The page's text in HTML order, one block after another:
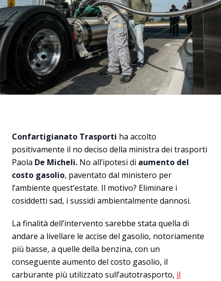
Confartigianato Trasporti ha accolto
positivamente il no deciso della ministra dei trasporti
Paola De Micheli. No all’ipotesi di aumento del
costo gasolio, paventato dal ministero per
l’ambiente quest’estate. Il motivo? Eliminare i
cosiddetti sad, i sussidi ambientalmente dannosi.
La finalità dell’intervento sarebbe stata quella di
andare a livellare le accise del gasolio, notoriamente
più basse, a quelle della benzina, con un
conseguente aumento del costo gasolio, il
carburante più utilizzato sull’autotrasporto, il